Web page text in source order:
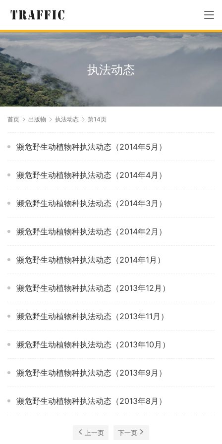
执法动态
首页 出版物 执法动态 第14页
濒危野生动植物种执法动态（2014年5月）
濒危野生动植物种执法动态（2014年4月）
濒危野生动植物种执法动态（2014年3月）
濒危野生动植物种执法动态（2014年2月）
濒危野生动植物种执法动态（2014年1月）
濒危野生动植物种执法动态（2013年12月）
濒危野生动植物种执法动态（2013年11月）
濒危野生动植物种执法动态（2013年10月）
濒危野生动植物种执法动态（2013年9月）
濒危野生动植物种执法动态（2013年8月）
上一页 下一页